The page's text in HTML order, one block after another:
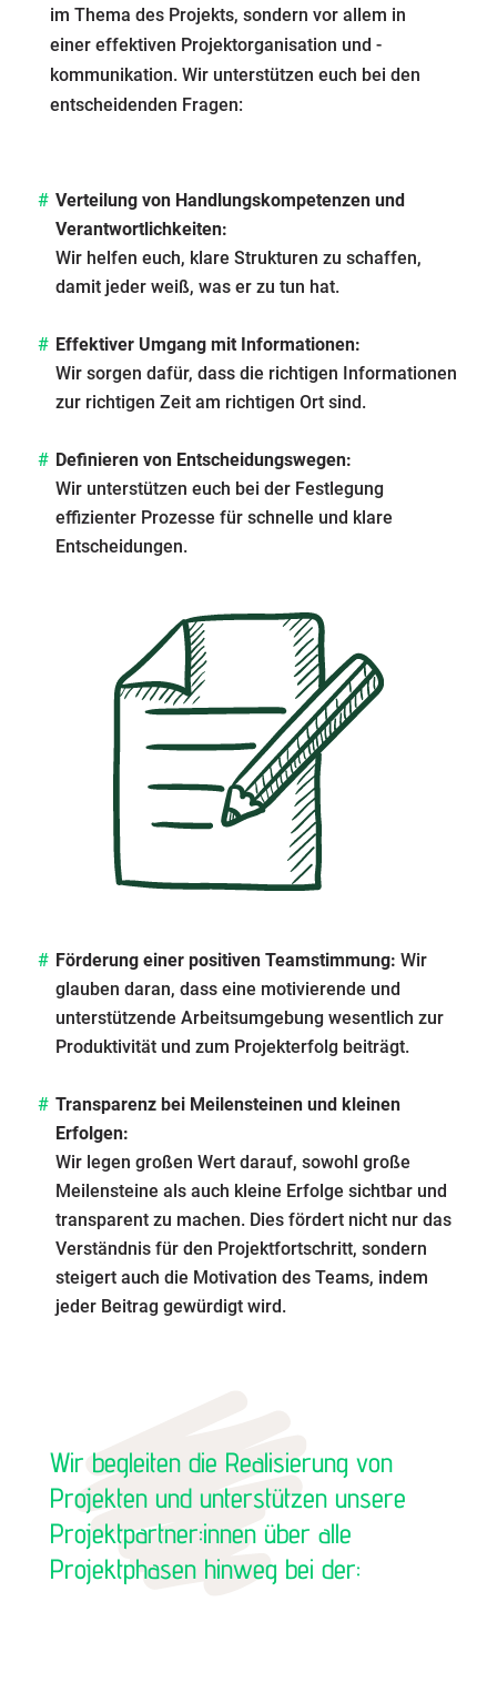
im Thema des Projekts, sondern vor allem in
einer effektiven Projektorganisation und -
kommunikation. Wir unterstützen euch bei den
entscheidenden Fragen:
Verteilung von Handlungskompetenzen und
Verantwortlichkeiten:
Wir helfen euch, klare Strukturen zu schaffen,
damit jeder weiß, was er zu tun hat.
Effektiver Umgang mit Informationen:
Wir sorgen dafür, dass die richtigen Informationen
zur richtigen Zeit am richtigen Ort sind.
Definieren von Entscheidungswegen:
Wir unterstützen euch bei der Festlegung
effizienter Prozesse für schnelle und klare
Entscheidungen.
Förderung einer positiven Teamstimmung: Wir
glauben daran, dass eine motivierende und
unterstützende Arbeitsumgebung wesentlich zur
Produktivität und zum Projekterfolg beiträgt.
Transparenz bei Meilensteinen und kleinen
Erfolgen:
Wir legen großen Wert darauf, sowohl große
Meilensteine als auch kleine Erfolge sichtbar und
transparent zu machen. Dies fördert nicht nur das
Verständnis für den Projektfortschritt, sondern
steigert auch die Motivation des Teams, indem
jeder Beitrag gewürdigt wird.
Wir begleiten die Realisierung von
Projekten und unterstützen unsere
Projektpartner:innen über alle
Projektphasen hinweg bei der: